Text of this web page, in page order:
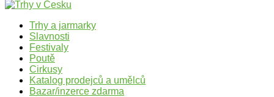
Trhy v Česku
Trhy, jarmarky, slavnosti a poutě v České republice
Trhy a jarmarky
Slavnosti
Festivaly
Poutě
Cirkusy
Katalog prodejců a umělců
Bazar/inzerce zdarma